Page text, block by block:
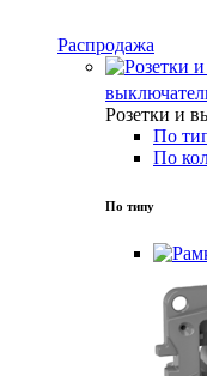
Распродажа
Розетки и
По
По
По типу